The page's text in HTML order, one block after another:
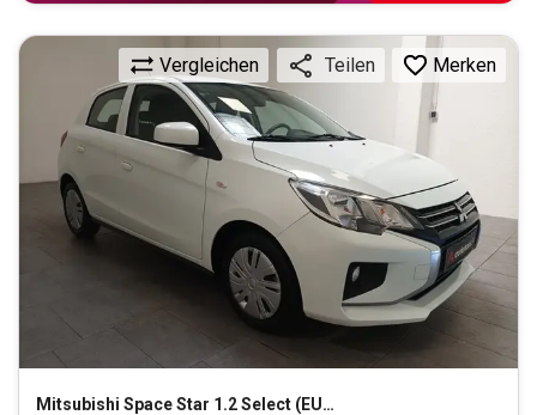
Mitsubishi Space Star 1.2 Select (EURO 6d)
Vergleichen Teilen Merken